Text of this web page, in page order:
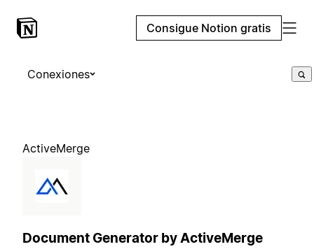
Consigue Notion gratis
Conexiones
ActiveMerge
Document Generator by ActiveMerge